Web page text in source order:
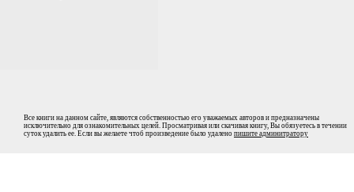
Все книги на данном сайте, являются собственностью его уважаемых авторов и предназначены
исключительно для ознакомительных целей. Просматривая или скачивая книгу, Вы обязуетесь в течении
суток удалить ее. Если вы желаете чтоб произведение было удалено пишите админитратору